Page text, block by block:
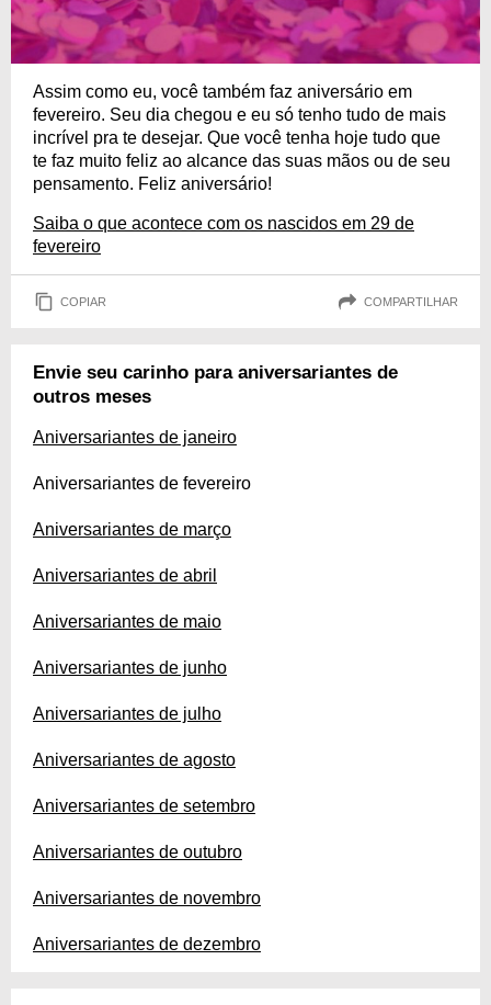
Assim como eu, você também faz aniversário em
fevereiro. Seu dia chegou e eu só tenho tudo de mais
incrível pra te desejar. Que você tenha hoje tudo que
te faz muito feliz ao alcance das suas mãos ou de seu
pensamento. Feliz aniversário!
Saiba o que acontece com os nascidos em 29 de
fevereiro
COPIAR COMPARTILHAR
Envie seu carinho para aniversariantes de
outros meses
Aniversariantes de janeiro
Aniversariantes de fevereiro
Aniversariantes de março
Aniversariantes de abril
Aniversariantes de maio
Aniversariantes de junho
Aniversariantes de julho
Aniversariantes de agosto
Aniversariantes de setembro
Aniversariantes de outubro
Aniversariantes de novembro
Aniversariantes de dezembro